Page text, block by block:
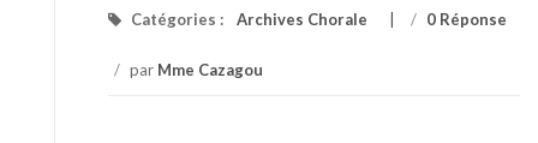
Catégories : Archives Chorale / 0 Réponse
/ par Mme Cazagou